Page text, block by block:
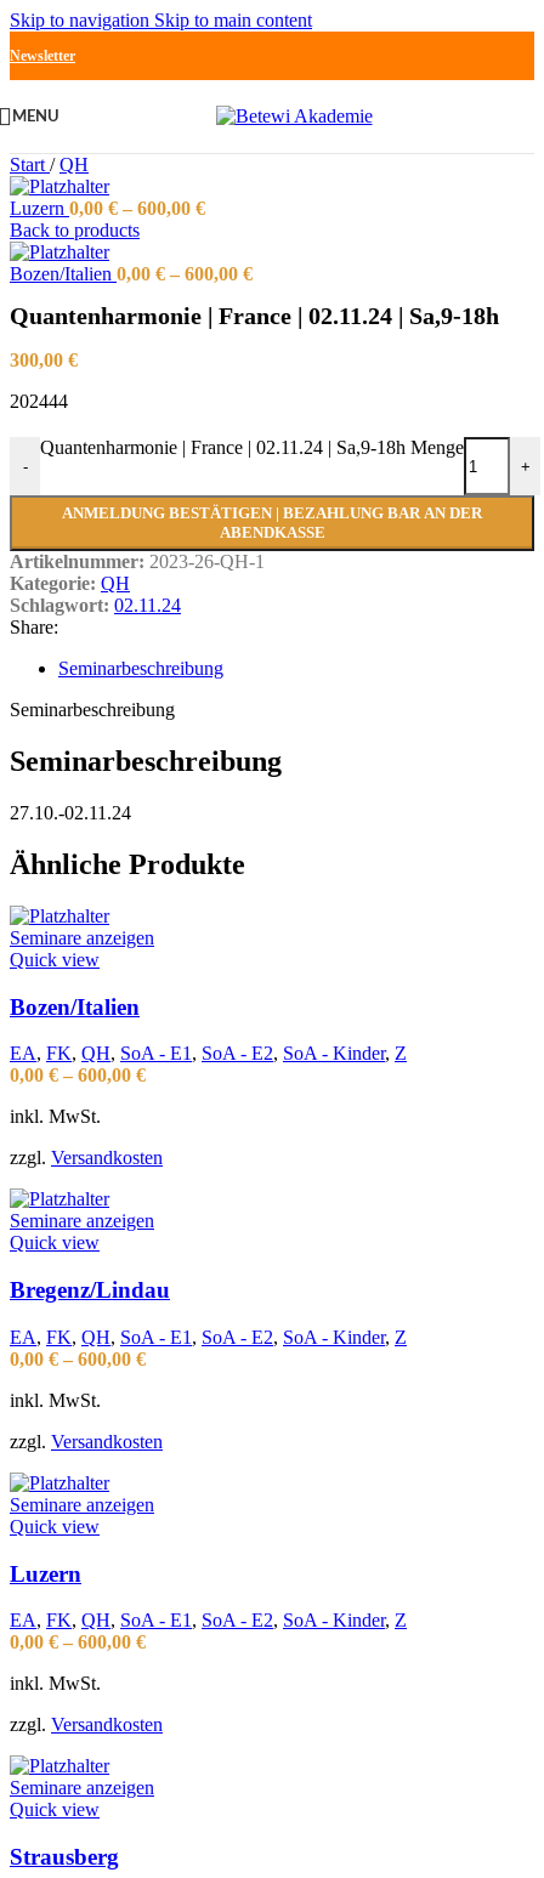
Skip to navigation Skip to main content
Newsletter
MENU
Start / QH
Luzern 0,00 € – 600,00 €
Back to products
Bozen/Italien 0,00 € – 600,00 €
Quantenharmonie | France | 02.11.24 | Sa,9-18h
300,00 €
202444
-
Quantenharmonie | France | 02.11.24 | Sa,9-18h Menge
+
ANMELDUNG BESTÄTIGEN | BEZAHLUNG BAR AN DER
ABENDKASSE
Artikelnummer: 2023-26-QH-1
Kategorie: QH
Schlagwort: 02.11.24
Share:
Seminarbeschreibung
Seminarbeschreibung
Seminarbeschreibung
27.10.-02.11.24
Ähnliche Produkte
Seminare anzeigen
Quick view
Bozen/Italien
EA, FK, QH, SoA - E1, SoA - E2, SoA - Kinder, Z
0,00 € – 600,00 €
inkl. MwSt.
zzgl. Versandkosten
Seminare anzeigen
Quick view
Bregenz/Lindau
EA, FK, QH, SoA - E1 , SoA - E2, SoA - Kinder, Z
0,00 € – 600,00 €
inkl. MwSt.
zzgl. Versandkosten
Seminare anzeigen
Quick view
Luzern
EA, FK, QH, SoA - E1 , SoA - E2, SoA - Kinder, Z
0,00 € – 600,00 €
inkl. MwSt.
zzgl. Versandkosten
Seminare anzeigen
Quick view
Strausberg